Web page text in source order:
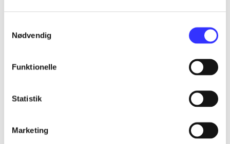
Nødvendig
Funktionelle
Statistik
Marketing
...
...